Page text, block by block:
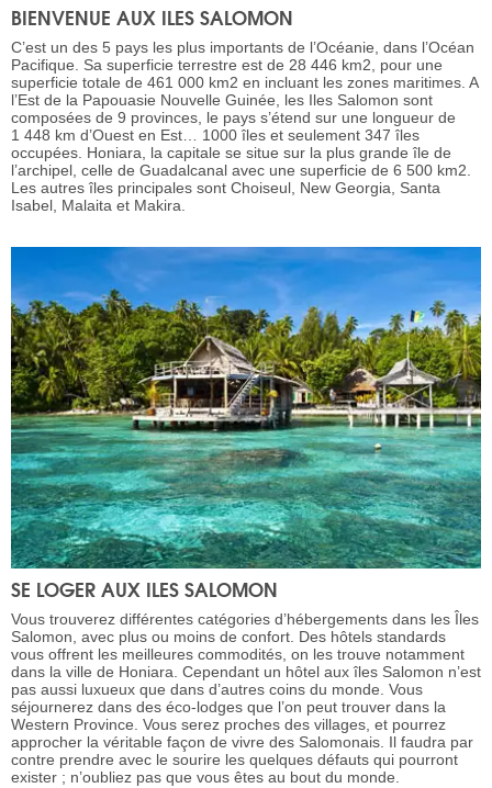
BIENVENUE AUX ILES SALOMON
C’est un des 5 pays les plus importants de l’Océanie, dans l’Océan
Pacifique. Sa superficie terrestre est de 28 446 km2, pour une
superficie totale de 461 000 km2 en incluant les zones maritimes. A
l’Est de la Papouasie Nouvelle Guinée, les Iles Salomon sont
composées de 9 provinces, le pays s’étend sur une longueur de
1 448 km d’Ouest en Est… 1000 îles et seulement 347 îles
occupées. Honiara, la capitale se situe sur la plus grande île de
l’archipel, celle de Guadalcanal avec une superficie de 6 500 km2.
Les autres îles principales sont Choiseul, New Georgia, Santa
Isabel, Malaita et Makira.
SE LOGER AUX ILES SALOMON
Vous trouverez différentes catégories d’hébergements dans les Îles
Salomon, avec plus ou moins de confort. Des hôtels standards
vous offrent les meilleures commodités, on les trouve notamment
dans la ville de Honiara. Cependant un hôtel aux îles Salomon n’est
pas aussi luxueux que dans d’autres coins du monde. Vous
séjournerez dans des éco-lodges que l’on peut trouver dans la
Western Province. Vous serez proches des villages, et pourrez
approcher la véritable façon de vivre des Salomonais. Il faudra par
contre prendre avec le sourire les quelques défauts qui pourront
exister ; n’oubliez pas que vous êtes au bout du monde.